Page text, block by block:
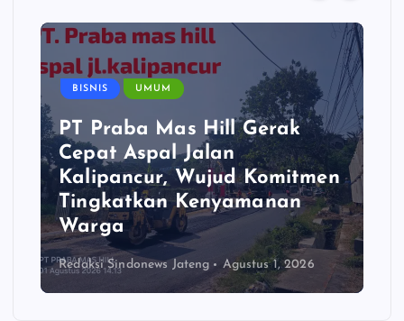
BISNIS UMUM
PT Praba Mas Hill Gerak
Cepat Aspal Jalan
Kalipancur, Wujud Komitmen
Tingkatkan Kenyamanan
Warga
Redaksi Sindonews Jateng Agustus 1, 2026